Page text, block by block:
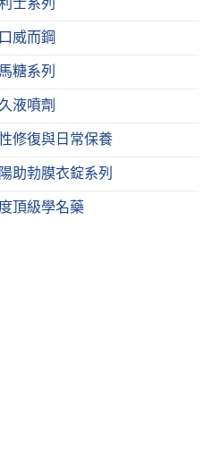
士系列
威而鋼
糖系列
液噴劑
修復與日常保養
助勃膜衣錠系列
頂級學名藥